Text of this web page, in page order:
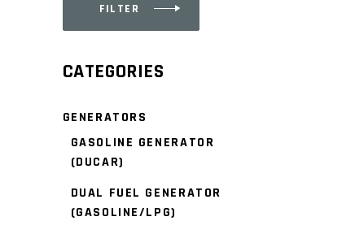
price
price
FILTER
CATEGORIES
GENERATORS
GASOLINE GENERATOR
(DUCAR)
DUAL FUEL GENERATOR
(GASOLINE/LPG)